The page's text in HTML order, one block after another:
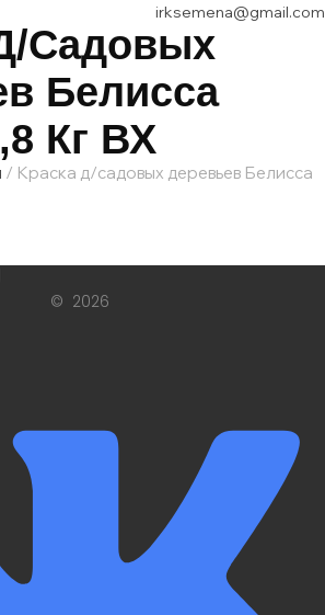
irksemena@gmail.com
садовых
Белисса
Кг ВХ
/ Краска д/садовых деревьев Белисса
© 2026